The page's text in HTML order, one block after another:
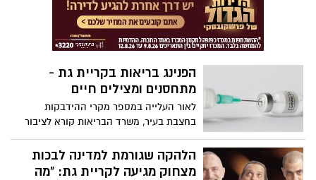
הפנינג בריאות בקריית גת -
מתחסנים ומצילים חיים
לאור העלייה במספר מקרי ההידבקות
בחצבת בעיר, משרד הבריאות קורא לציבור
להתחסן ולשמור על בריאותכם.
הלהקה שגורמת למדינה לבכות
מצחוק מגיעה לקריית גת: “מה